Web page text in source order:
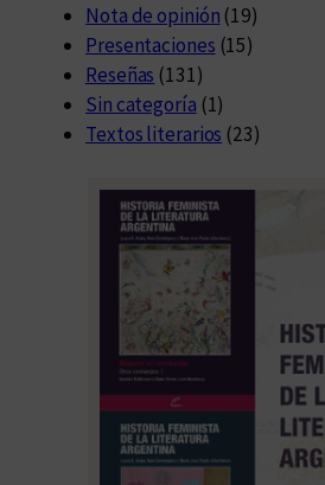
Nota de opinión (19)
Presentaciones (15)
Reseñas (131)
Sin categoría (1)
Textos literarios (23)